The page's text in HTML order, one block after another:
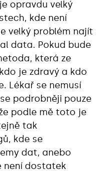
opravdu velký
kde není
velký problém najít
data. Pokud bude
která ze
je zdravý a kdo
Lékař se nemusí
podrobněji pouze
podle mě toto je
tak
kde se
dat, anebo
není dostatek